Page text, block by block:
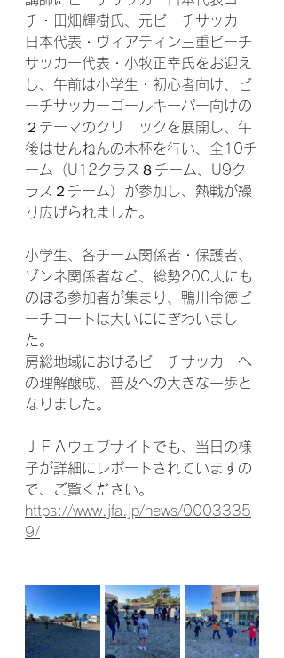
チ・田畑輝樹氏、元ビーチサッカー
日本代表・ヴィアティン三重ビーチ
サッカー代表・小牧正幸氏をお迎え
し、午前は小学生・初心者向け、ビ
ーチサッカーゴールキーパー向けの
２テーマのクリニックを展開し、午
後はせんねんの木杯を行い、全10チ
ーム（U12クラス８チーム、U9ク
ラス２チーム）が参加し、熱戦が繰
り広げられました。
小学生、各チーム関係者・保護者、
ゾンネ関係者など、総勢200人にも
のぼる参加者が集まり、鴨川令徳ビ
ーチコートは大いににぎわいまし
た。
房総地域におけるビーチサッカーへ
の理解醸成、普及への大きな一歩と
なりました。
ＪＦＡウェブサイトでも、当日の様
子が詳細にレポートされていますの
で、ご覧ください。
https://www.jfa.jp/news/0003335
9/